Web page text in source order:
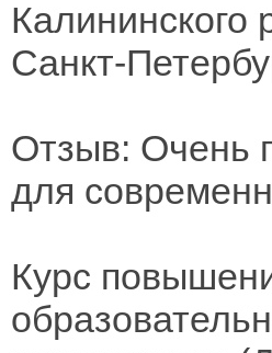
Калининского
Санкт-
Отзыв: Очень
для
Курс